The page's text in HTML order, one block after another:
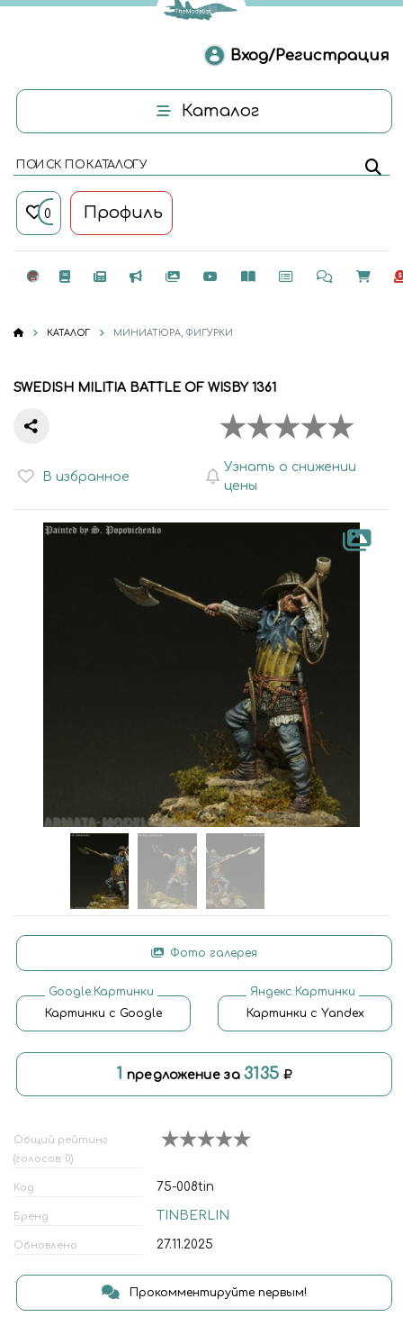
Вход/Регистрация
Каталог
ПОИСК ПО КАТАЛОГУ
0 Профиль
КАТАЛОГ МИНИАТЮРА, ФИГУРКИ
SWEDISH MILITIA BATTLE OF WISBY 1361
В избранное
Узнать о снижении
цены
Фото галерея
Google.Картинки
Картинки с Google
Яндекс.Картинки
Картинки с Yandex
1 предложение за3135
Общий рейтинг
(голосов: 0)
Код 75-008tin
Бренд TINBERLIN
Обновлено 27.11.2025
Прокомментируйте первым!